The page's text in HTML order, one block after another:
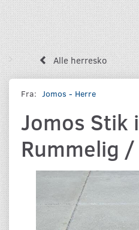
Alle herresko
Fra: Jomos - Herre
Jomos Stik
Rummelig